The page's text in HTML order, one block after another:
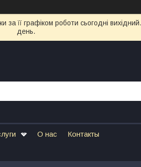
її графіком роботи сьогодні
день.
О нас Контакты